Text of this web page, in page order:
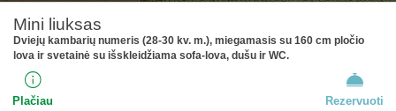
Mini liuksas
Dviejų kambarių numeris (28-30 kv. m.), miegamasis su 160 cm pločio
lova ir svetainė su išskleidžiama sofa-lova, dušu ir WC.
Plačiau Rezervuoti